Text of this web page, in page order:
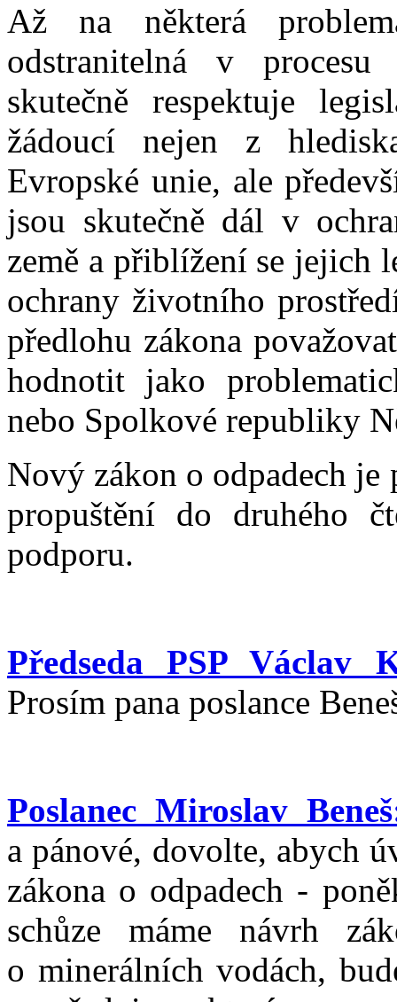
Až na některá
odstranitelná v
skutečně respektuje
žádoucí nejen z
Evropské unie, ale
jsou skutečně dál v
země a přiblížení se jejich
ochrany životního
předlohu zákona
hodnotit jako
nebo Spolkové republiky
Nový zákon o odpadech
propuštění do druhého
podporu.
Předseda PSP Václav
Prosím pana poslance
Poslanec Miroslav
a pánové, dovolte, abych
zákona o odpadech -
schůze máme návrh
o minerálních vodách,